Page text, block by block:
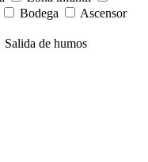
Bodega
Ascensor
Salida de humos